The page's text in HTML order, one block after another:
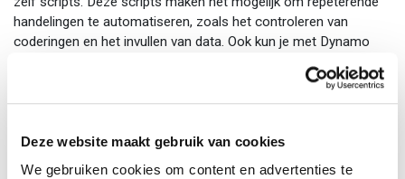
Deze website maakt gebruik van cookies
We gebruiken cookies om content en advertenties te
handelingen te automatiseren, zoals het controleren van
coderingen en het invullen van data. Ook kun je met Dynamo
verhoogt de kwaliteit van de informatie in het BIM-model.
Dynamisch met Dynamo
We zetten nu stappen om met hulp van Dynolearning, specialist